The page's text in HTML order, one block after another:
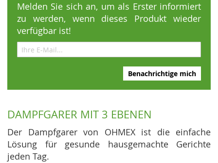
Melden Sie sich an, um als Erster informiert
zu werden, wenn dieses Produkt wieder
verfügbar ist!
Benachrichtige mich
DAMPFGARER MIT 3 EBENEN
Der Dampfgarer von OHMEX ist die einfache
Lösung für gesunde hausgemachte Gerichte
jeden Tag.